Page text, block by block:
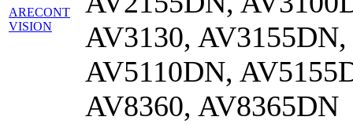
ARECONT
VISION
AV3130,
AV5110DN,
AV8360, AV8365DN